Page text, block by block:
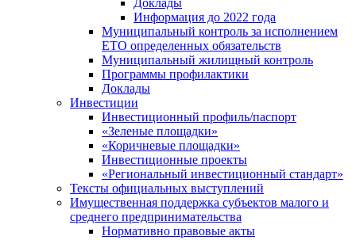
Доклады
Информация до 2022 года
Муниципальный контроль за исполнением
ЕТО определенных обязательств
Муниципальный жилищный контроль
Программы профилактики
Доклады
Инвестиции
Инвестиционный профиль/паспорт
«Зеленые площадки»
«Коричневые площадки»
Инвестиционные проекты
«Региональный инвестиционный стандарт»
Тексты официальных выступлений
Имущественная поддержка субъектов малого и
среднего предпринимательства
Нормативно правовые акты